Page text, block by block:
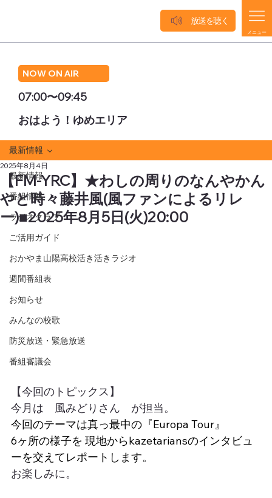
NOW ON AIR
07:00〜09:45
おはよう！ゆめエリア
メニュー
放送を聴く
最新情報
番組情報
ラジオクラブ
ご活用ガイド
おかやま山陽高校活き活きラジオ
週間番組表
お知らせ
みんなの校歌
防災放送・緊急放送
番組審議会
最新情報
【FM-YRC】★わしの周りのなんやかん
やと時々藤井風(風ファンによるリレ
ー)■2025年8月5日(火)20:00
2025年8月4日
【今回のトピックス】
今月は　風みどりさん　が担当。
今回のテーマは真っ最中の『Europa Tour』
6ヶ所の様子を 現地からkazetariansのインタビュ
ーを交えてレポートします。
お楽しみに。